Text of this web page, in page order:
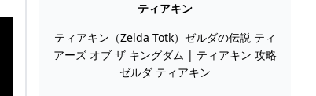
ティアキン
ティアキン（Zelda Totk）ゼルダの伝説 ティ
アーズ オブ ザ キングダム | ティアキン 攻略
ゼルダ ティアキン